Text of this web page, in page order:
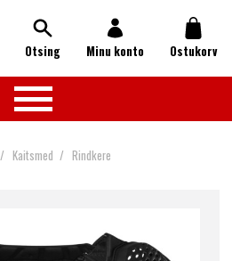
Otsing Minu konto Ostukorv
Kaitsmed Rindkere